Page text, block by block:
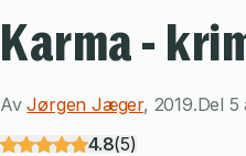
Karma -
AvJørgen Jæger, 2019.Del
4.8(5)